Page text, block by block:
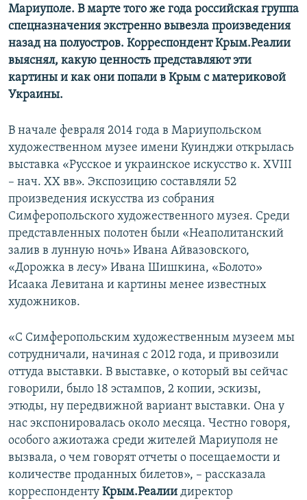
Мариуполе. В марте того же года российская группа
спецназначения экстренно вывезла произведения
назад на полуостров. Корреспондент Крым.Реалии
выяснял, какую ценность представляют эти
картины и как они попали в Крым с материковой
Украины.
В начале февраля 2014 года в Мариупольском
художественном музее имени Куинджи открылась
выставка «Русское и украинское искусство к. XVIII
– нач. ХХ вв». Экспозицию составляли 52
произведения искусства из собрания
Симферопольского художественного музея. Среди
представленных полотен были «Неаполитанский
залив в лунную ночь» Ивана Айвазовского,
«Дорожка в лесу» Ивана Шишкина, «Болото»
Исаака Левитана и картины менее известных
художников.
«С Симферопольским художественным музеем мы
сотрудничали, начиная с 2012 года, и привозили
оттуда выставки. В выставке, о который вы сейчас
говорили, было 18 эстампов, 2 копии, эскизы,
этюды, ну передвижной вариант выставки. Она у
нас экспонировалась около месяца. Честно говоря,
особого ажиотажа среди жителей Мариуполя не
вызвала, о чем говорят отчеты о посещаемости и
количестве проданных билетов», – рассказала
корреспонденту Крым.Реалии директор